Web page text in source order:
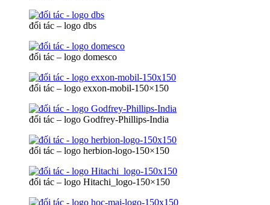
đối tác – logo dbs
đối tác – logo domesco
đối tác – logo exxon-mobil-150×150
đối tác – logo Godfrey-Phillips-India
đối tác – logo herbion-logo-150×150
đối tác – logo Hitachi_logo-150×150